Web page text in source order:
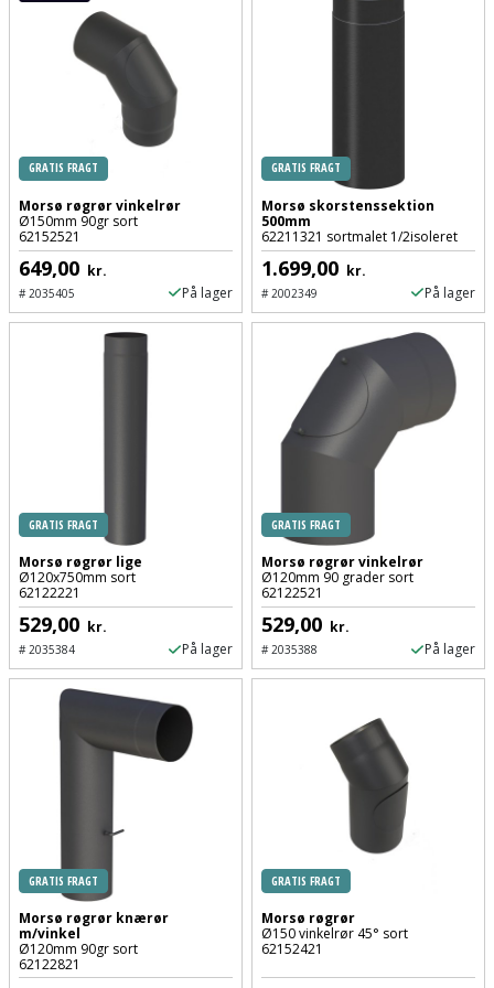
Plastlister
Radonsikring
Sand
grus
Skruer,
bolte
Sternbeklædning
Tag
og
tagplader
Terrassebrædder
Terrasseopklodsning
Træ
Vinduer
Løfteudstyr
Målebånd
Markeringsværktøj
Murerværktøj
Nedstryger
Nøgleværktøj
Polsøger
Profilsaks
Reb
Sækkelukker
Saks
Flisevibrator
Føringsskinne
Forlængerledning
Fugepistol
Fugtmåler
Gipsskruemaskine
Girafsliber
Industristøvsuger
Kantfræser
Kantlimer
Kantlimertilbehør
Kap-
Kerneboremaskine
Klammepistol
Klippeværktøj
Kombokit
Gummibåd
Havemøbler
Havepleje
Haveredskaber
Haveslange
og
Højbede
Højtaler
Hylder
Jagt
Klæbesøm
Køkkenudstyr
GRATIS FRAGT
Morsø røgrør vinkelrør
Ø150mm 90gr sort
62152521
649,00 kr.
#2035405 På lager
GRATIS FRAGT
Morsø skorstenssektion
500mm
62211321 sortmalet 1/2isoleret
1.699,00 kr.
#2002349 På lager
GRATIS FRAGT
Morsø røgrør lige
Ø120x750mm sort
62122221
529,00 kr.
#2035384 På lager
GRATIS FRAGT
Morsø røgrør vinkelrør
Ø120mm 90 grader sort
62122521
529,00 kr.
#2035388 På lager
GRATIS FRAGT
Morsø røgrør knærør
m/vinkel
Ø120mm 90gr sort
62122821
GRATIS FRAGT
Morsø røgrør
Ø150 vinkelrør 45° sort
62152421